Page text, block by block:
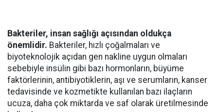
Bakteriler, insan sağlığı açısından oldukça
önemlidir. Bakteriler, hızlı çoğalmaları ve
biyoteknolojik açıdan gen nakline uygun olmaları
sebebiyle insülin gibi bazı hormonların, büyüme
faktörlerinin, antibiyotiklerin, aşı ve serumların, kanser
tedavisinde ve kozmetikte kullanılan bazı ilaçların
ucuza, daha çok miktarda ve saf olarak üretilmesinde